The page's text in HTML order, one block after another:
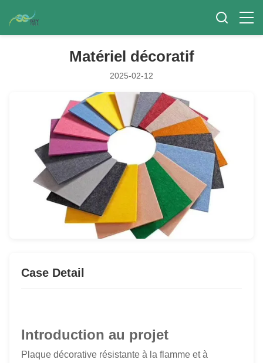
Matériel décoratif
2025-02-12
Case Detail
Introduction au projet
Plaque décorative résistante à la flamme et à